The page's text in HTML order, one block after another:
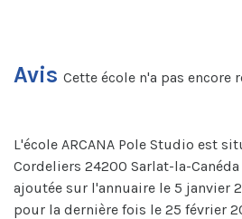
Avis Cette école n'a pas encore
L'école ARCANA Pole Studio est
Cordeliers 24200 Sarlat-la-Canéda
ajoutée sur l'annuaire le 5 janvier
pour la dernière fois le 25 février